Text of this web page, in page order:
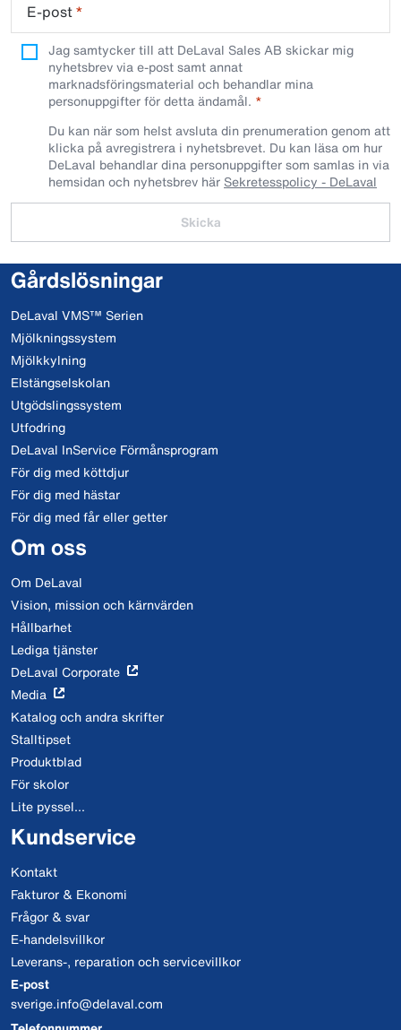
E-post*
Jag samtycker till att DeLaval Sales AB skickar mig
nyhetsbrev via e-post samt annat
marknadsföringsmaterial och behandlar mina
personuppgifter för detta ändamål.
Du kan när som helst avsluta din prenumeration genom att
klicka på avregistrera i nyhetsbrevet. Du kan läsa om hur
DeLaval behandlar dina personuppgifter som samlas in via
hemsidan och nyhetsbrev här Sekretesspolicy - DeLaval
Skicka
Gårdslösningar
DeLaval VMS™ Serien
Mjölkningssystem
Mjölkkylning
Elstängselskolan
Utgödslingssystem
Utfodring
DeLaval InService Förmånsprogram
För dig med köttdjur
För dig med hästar
För dig med får eller getter
Om oss
Om DeLaval
Vision, mission och kärnvärden
Hållbarhet
Lediga tjänster
DeLaval Corporate
Media
Katalog och andra skrifter
Stalltipset
Produktblad
För skolor
Lite pyssel...
Kundservice
Kontakt
Fakturor & Ekonomi
Frågor & svar
E-handelsvillkor
Leverans-, reparation och servicevillkor
E-post
sverige.info@delaval.com